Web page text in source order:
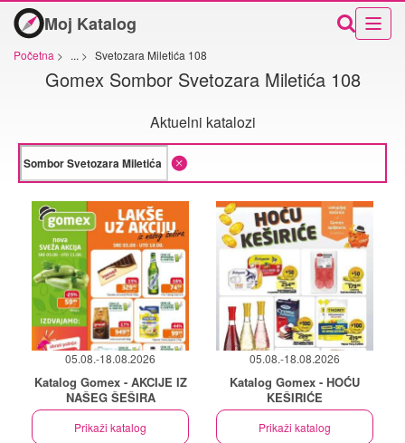
Moj Katalog
Početna > ... > Svetozara Miletića 108
Gomex Sombor Svetozara Miletića 108
Aktuelni katalozi
05.08.-18.08.2026
Katalog Gomex - AKCIJE IZ
NAŠEG ŠEŠIRA
Prikaži katalog
05.08.-18.08.2026
Katalog Gomex - HOĆU
KEŠIRIĆE
Prikaži katalog